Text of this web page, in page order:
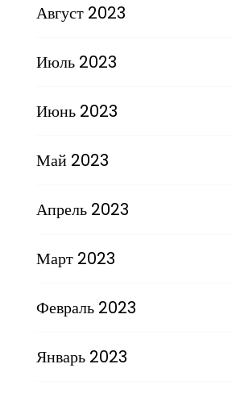
Август 2023
Июль 2023
Июнь 2023
Май 2023
Апрель 2023
Март 2023
Февраль 2023
Январь 2023